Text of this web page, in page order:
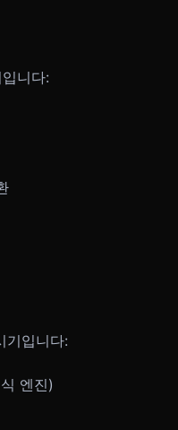
니다:
기입니다:
엔진)